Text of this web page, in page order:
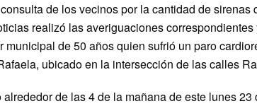
de los vecinos por la cantidad de sirenas
realizó las averiguaciones
municipal de 50 años quien sufrió un paro
ubicado en la intersección de las calles
de las 4 de la mañana de este lunes